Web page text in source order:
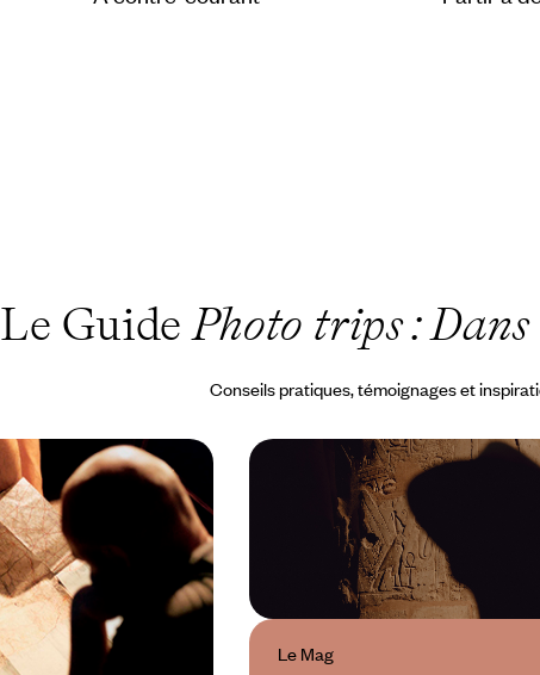
Le GuidePhoto trips : Dans
Conseils pratiques, témoignages et
Le Mag